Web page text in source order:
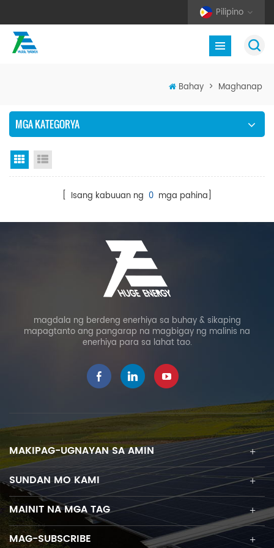
Pilipino
Bahay > Maghanap
MGA KATEGORYA
Grid View
[ Isang kabuuan ng 0 mga pahina]
magdala ng berdeng enerhiya sa buhay & sikaping
mapagtanto ang pangarap na magbigay ng malinis na
enerhiya para sa lahat tao.
MAKIPAG-UGNAYAN SA AMIN
SUNDAN MO KAMI
MAINIT NA MGA TAG
MAG-SUBSCRIBE